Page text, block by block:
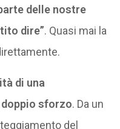
delle nostre
dire”. Quasi mai la
di una
sforzo. Da un
del